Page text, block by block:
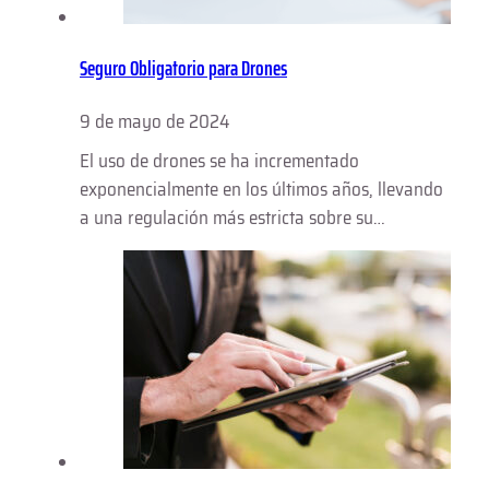
Seguro Obligatorio para Drones
9 de mayo de 2024
El uso de drones se ha incrementado
exponencialmente en los últimos años, llevando
a una regulación más estricta sobre su…